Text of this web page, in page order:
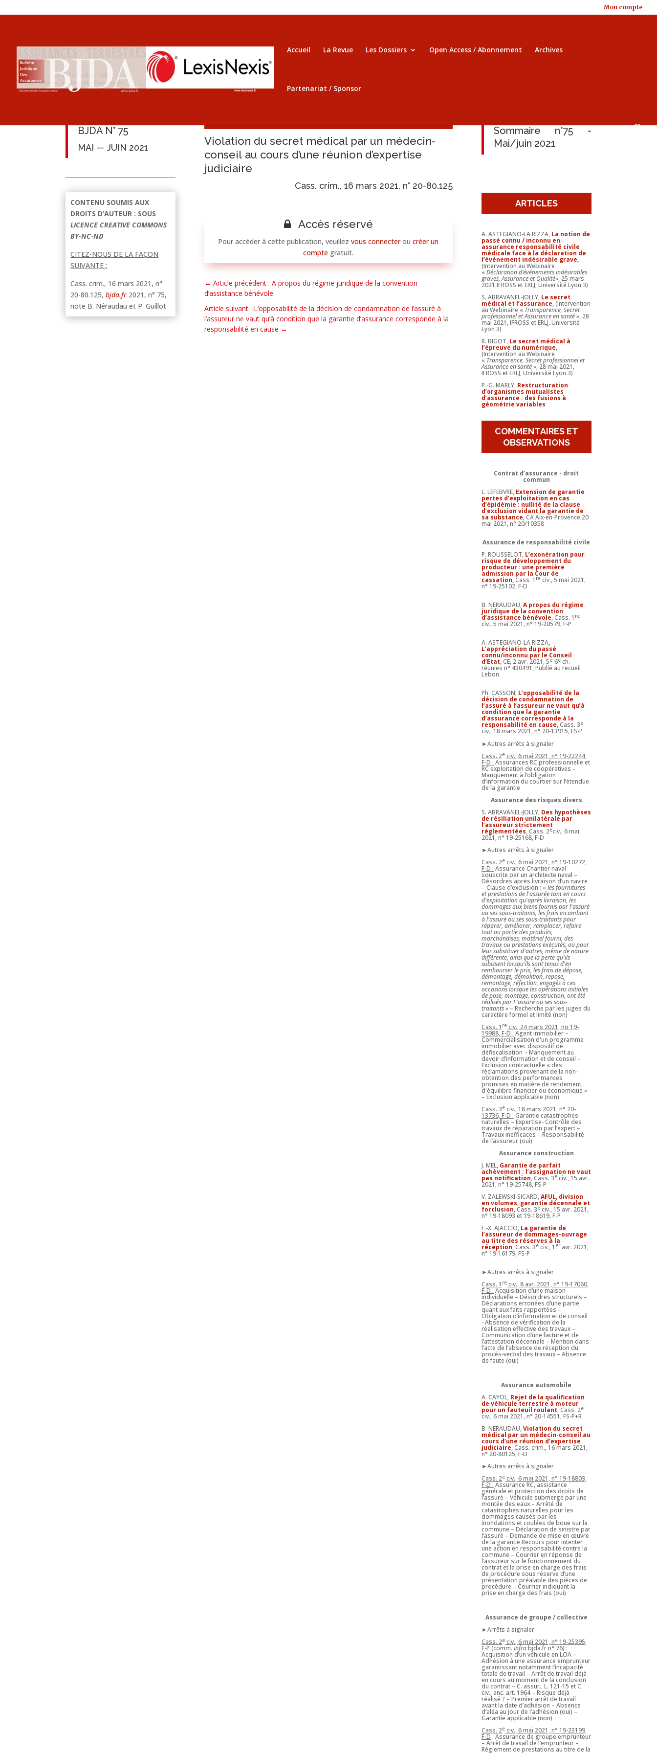
Mon compte
Accueil La Revue Les Dossiers Open Access / Abonnement Archives
Partenariat / Sponsor
BJDA N° 75
MAI — JUIN 2021
CONTENU SOUMIS AUX
DROITS D’AUTEUR : SOUS
LICENCE CREATIVE COMMONS
BY-NC-ND
CITEZ-NOUS DE LA FAÇON
SUIVANTE :
Cass. crim., 16 mars 2021, n°
20-80.125,bjda.fr 2021, n° 75,
note B. Néraudau et P. Guillot
Violation du secret médical par un médecin-
conseil au cours d’une réunion d’expertise
judiciaire
Cass. crim., 16 mars 2021, n° 20-80.125​
Accès réservé
Pour accéder à cette publication, veuillezvous connecteroucréer un
compte gratuit.
← Article précédent : A propos du régime juridique de la convention
d’assistance bénévole
Article suivant : L’opposabilité de la décision de condamnation de l’assuré à
l’assureur ne vaut qu’à condition que la garantie d’assurance corresponde à la
responsabilité en cause →
Sommaire n°75 -
Mai/juin 2021
ARTICLES
A. ASTEGIANO-LA RIZZA, La notion de
passé connu / inconnu en
assurance responsabilité civile
médicale face à la déclaration de
l’événement indésirable grave,
(Intervention au Webinaire
«Déclaration d’événements indésirables
graves, Assurance et Qualité», 25 mars
2021 IFROSS et ERLJ, Université Lyon 3)
S. ABRAVANEL-JOLLY, Le secret
médical et l’assurance, (Intervention
au Webinaire « Transparence, Secret
professionnel et Assurance en santé», 28
mai 2021, IFROSS et ERLJ, Université
Lyon 3)
R. BIGOT, Le secret médical à
l’épreuve du numérique,
(Intervention au Webinaire
« Transparence, Secret professionnel et
Assurance en santé», 28 mai 2021,
IFROSS et ERLJ, Université Lyon 3)
P.-G. MARLY, Restructuration
d’organismes mutualistes
d’assurance : des fusions à
géométrie variables
COMMENTAIRES ET
OBSERVATIONS
Contrat d’assurance - droit
commun
L. LEFEBVRE, Extension de garantie
pertes d’exploitation en cas
d’épidémie : nullité de la clause
d’exclusion vidant la garantie de
sa substance,CA Aix-en-Provence 20
mai 2021, n° 20/10358
Assurance de responsabilité civile
P. ROUSSELOT, L’exonération pour
risque de développement du
producteur : une première
admission par la Cour de
cassation,Cass. 1 re civ., 5 mai 2021,
n° 19-25102, F-D
B. NERAUDAU,A propos du régime
juridique de la convention
d’assistance bénévole, Cass. 1 re
civ., 5 mai 2021, n° 19-20579, F-P
A. ASTEGIANO-LA RIZZA,
L’appréciation du passé
connu/inconnu par le Conseil
d’Etat, CE, 2 avr. 2021, 5e-6e ch.
réunies n° 430491, Publié au recueil
Lebon
Ph. CASSON, L’opposabilité de la
décision de condamnation de
l’assuré à l’assureur ne vaut qu’à
condition que la garantie
d’assurance corresponde à la
responsabilité en cause, Cass. 3e
civ., 18 mars 2021, n° 20-13915, FS-P
►Autres arrêts à signaler
Cass. 2e civ., 6 mai 2021, n° 19-22244,
F-D : Assurances RC professionnelle et
RC exploitation de coopératives –
Manquement à l’obligation
d’information du courtier sur l’étendue
de la garantie
Assurance des risques divers
S. ABRAVANEL-JOLLY, Des hypothèses
de résiliation unilatérale par
l’assureur strictement
réglementées, Cass. 2eciv., 6 mai
2021, n° 19-25168, F-D
►Autres arrêts à signaler
Cass. 2e civ., 6 mai 2021, n° 19-10272,
F-D : Assurance Chantier naval
souscrite par un architecte naval –
Désordres après livraison d’un navire
– Clause d’exclusion : «les fournitures
et prestations de l'assurée tant en cours
d'exploitation qu'après livraison, les
dommages aux biens fournis par l'assuré
ou ses sous-traitants, les frais incombant
à l'assuré ou ses sous-traitants pour
réparer, améliorer, remplacer, refaire
tout ou partie des produits,
marchandises, matériel fourni, des
travaux ou prestations exécutés, ou pour
leur substituer d'autres, même de nature
différente, ainsi que la perte qu'ils
subissent lorsqu'ils sont tenus d'en
rembourser le prix, les frais de dépose,
démontage, démolition, repose,
remontage, réfection, engagés à ces
occasions lorsque les opérations initiales
de pose, montage, construction, ont été
réalisés par I 'assuré ou ses sous-
traitants» – Recherche par les juges du
caractère formel et limité (non)
Cass. 1 re civ., 24 mars 2021, no 19-
19988, F-D : Agent immobilier –
Commercialisation d'un programme
immobilier avec dispositif de
défiscalisation – Manquement au
devoir d’information et de conseil –
Exclusion contractuelle « des
réclamations provenant de la non-
obtention des performances
promises en matière de rendement,
d'équilibre financier ou économique »
– Exclusion applicable (non)
Cass. 3e civ., 18 mars 2021, n° 20-
13736, F-D : Garantie catastrophes
naturelles – Expertise- Contrôle des
travaux de réparation par l’expert –
Travaux inefficaces – Responsabilité
de l’assureur (oui)
Assurance construction
J. MEL, Garantie de parfait
achèvement : l’assignation ne vaut
pas notification, Cass. 3e civ., 15 avr.
2021, n° 19-25748, FS-P
V. ZALEWSKI-SICARD,AFUL, division
en volumes, garantie décennale et
forclusion, Cass. 3e civ., 15 avr. 2021,
n° 19-18093 et 19-18619, F-P
F.-X. AJACCIO, La garantie de
l’assureur de dommages-ouvrage
au titre des réserves à la
réception, Cass. 3e civ., 1 er avr. 2021,
n° 19-16179, FS-P
►Autres arrêts à signaler
Cass. 1 re civ., 8 avr. 2021, n° 19-17060,
F-D : Acquisition d’une maison
individuelle – Désordres structurels –
Déclarations erronées d’une partie
quant aux faits rapportées –
Obligation d’information et de conseil
–Absence de vérification de la
réalisation effective des travaux –
Communication d’une facture et de
l’attestation décennale – Mention dans
l’acte de l’absence de réception du
procès-verbal des travaux – Absence
de faute (oui)
Assurance automobile
A. CAYOL, Rejet de la qualification
de véhicule terrestre à moteur
pour un fauteuil roulant, Cass. 2e
civ., 6 mai 2021, n° 20-14551, FS-P+R
B. NERAUDAU,Violation du secret
médical par un médecin-conseil au
cours d’une réunion d’expertise
judiciaire, Cass. crim., 16 mars 2021,
n° 20-80125, F-D
►Autres arrêts à signaler
Cass. 2e civ., 6 mai 2021, n° 19-18803,
F-D : Assurance RC, assistance
générale et protection des droits de
l’assuré – Véhicule submergé par une
montée des eaux – Arrêté de
catastrophes naturelles pour les
dommages causés par les
inondations et coulées de boue sur la
commune – Déclaration de sinistre par
l’assuré – Demande de mise en œuvre
de la garantie Recours pour intenter
une action en responsabilité contre la
commune – Courrier en réponse de
l’assureur sur le fonctionnement du
contrat et la prise en charge des frais
de procédure sous réserve d’une
présentation préalable des pièces de
procédure – Courrier indiquant la
prise en charge des frais (oui)
Assurance de groupe / collective
►Arrêts à signaler
Cass. 2e civ., 6 mai 2021, n° 19-25395,
F-P(comm.Infrabjda.fr n° 76) :
Acquisition d’un véhicule en LOA –
Adhésion à une assurance emprunteur
garantissant notamment l’incapacité
totale de travail – Arrêt de travail déjà
en cours au moment de la conclusion
du contrat – C. assur., L. 121-15 et C.
civ., anc. art. 1964 – Risque déjà
réalisé ? – Premier arrêt de travail
avant la date d’adhésion – Absence
d’aléa au jour de l’adhésion (oui) –
Garantie applicable (non)
Cass. 2e civ., 6 mai 2021, n° 19-23199,
F-D : Assurance de groupe emprunteur
– Arrêt de travail de l’emprunteur –
Règlement de prestations au titre de la